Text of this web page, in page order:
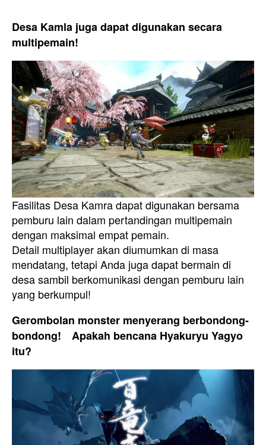
Desa Kamla juga dapat digunakan secara
multipemain!
Fasilitas Desa Kamra dapat digunakan bersama
pemburu lain dalam pertandingan multipemain
dengan maksimal empat pemain.
Detail multiplayer akan diumumkan di masa
mendatang, tetapi Anda juga dapat bermain di
desa sambil berkomunikasi dengan pemburu lain
yang berkumpul!
Gerombolan monster menyerang berbondong-
bondong! Apakah bencana Hyakuryu Yagyo
itu?